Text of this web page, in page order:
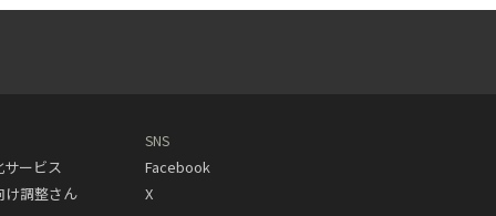
ービス
け調整さん
SNS
Facebook
X